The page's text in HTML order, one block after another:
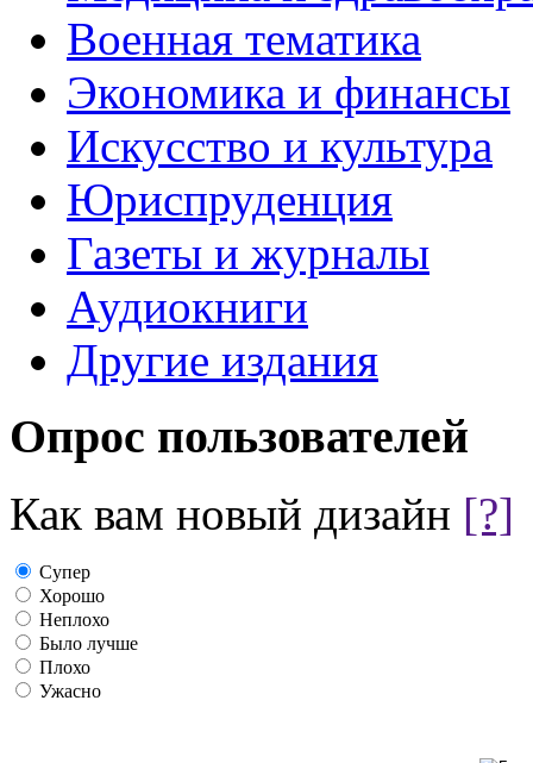
Военная тематика
Экономика и финансы
Искусство и культура
Юриспруденция
Газеты и журналы
Аудиокниги
Другие издания
Опрос пользователей
Как вам новый дизайн [?]
Супер
Хорошо
Неплохо
Было лучше
Плохо
Ужасно